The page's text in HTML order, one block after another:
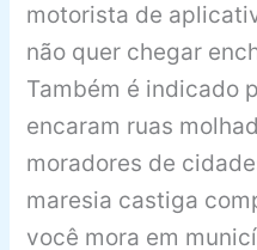
motorista de
não quer chegar
Também é indicado
encaram ruas
moradores de
maresia castiga
você mora em